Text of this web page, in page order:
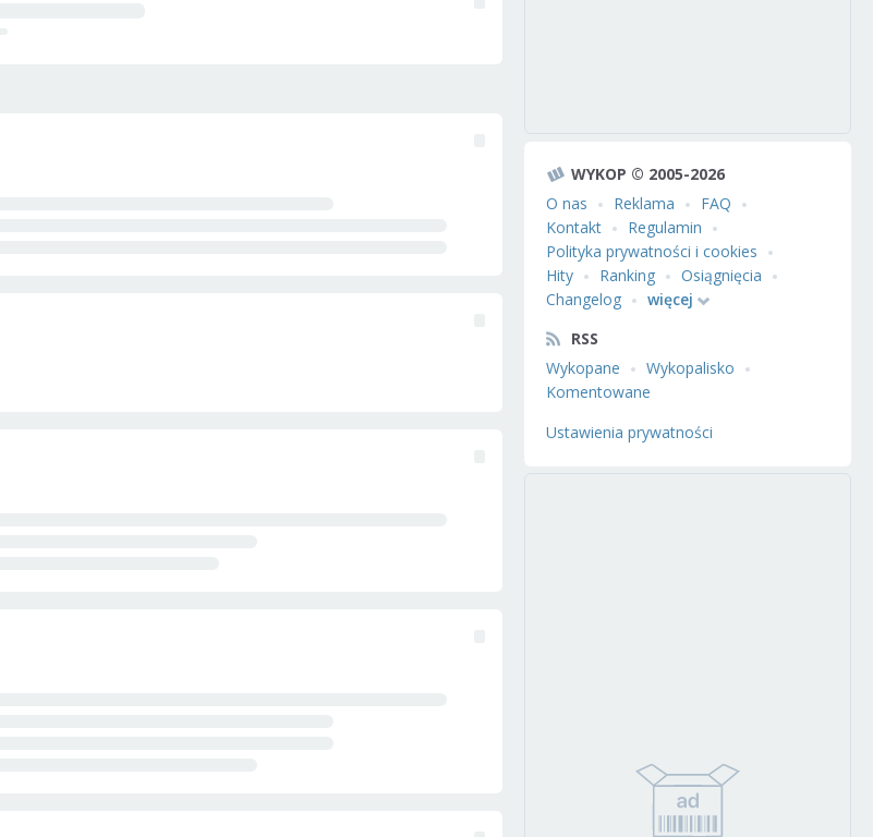
WYKOP © 2005-2026
O nas
Reklama
FAQ
Kontakt
Regulamin
Polityka prywatności i cookies
Hity
Ranking
Osiągnięcia
Changelog
więcej
RSS
Wykopane
Wykopalisko
Komentowane
Ustawienia prywatności